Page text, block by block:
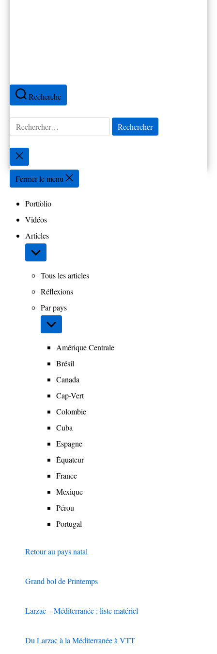
Recherche
Rechercher :
Fermer
la
recherche
Fermer le menu
Portfolio
Vidéos
Articles
Afficher
le
sous-Tous les articles
Réflexions
Par pays
Afficher
le
sous-Amérique Centrale
Brésil
Canada
Cap-Vert
Colombie
Cuba
Espagne
Équateur
France
Mexique
Pérou
Portugal
Retour au pays natal
Grand bol de Printemps
Larzac – Méditerranée : liste matériel
Du Larzac à la Méditerranée à VTT